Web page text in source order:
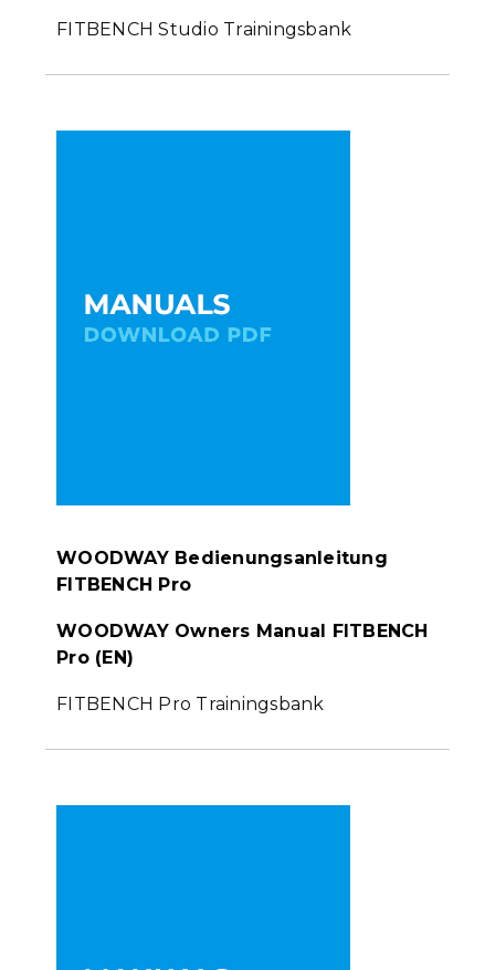
FITBENCH Studio Trainingsbank
WOODWAY Bedienungsanleitung
FITBENCH Pro
WOODWAY Owners Manual FITBENCH
Pro (EN)
FITBENCH Pro Trainingsbank